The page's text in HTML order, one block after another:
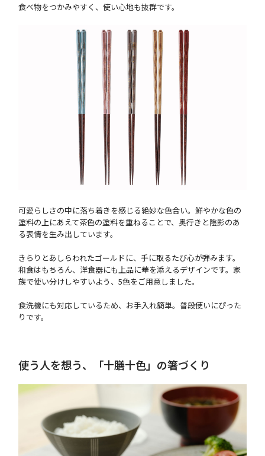
食べ物をつかみやすく、使い心地も抜群です。
可愛らしさの中に落ち着きを感じる絶妙な色合い。鮮やかな色の
塗料の上にあえて茶色の塗料を重ねることで、奥行きと陰影のあ
る表情を生み出しています。
きらりとあしらわれたゴールドに、手に取るたび心が弾みます。
和食はもちろん、洋食器にも上品に華を添えるデザインです。家
族で使い分けしやすいよう、5色をご用意しました。
食洗機にも対応しているため、お手入れ簡単。普段使いにぴった
りです。
使う人を想う、「十膳十色」の箸づくり